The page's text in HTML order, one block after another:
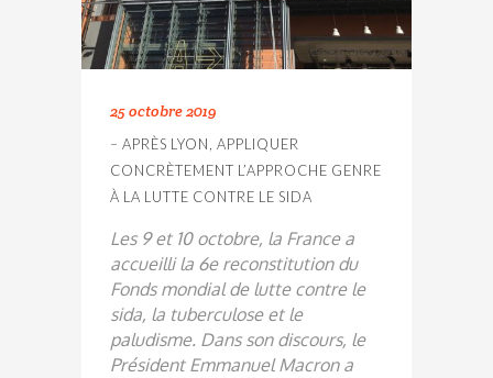
25 octobre 2019
– APRÈS LYON, APPLIQUER
CONCRÈTEMENT L’APPROCHE GENRE
À LA LUTTE CONTRE LE SIDA
Les 9 et 10 octobre, la France a
accueilli la 6e reconstitution du
Fonds mondial de lutte contre le
sida, la tuberculose et le
paludisme. Dans son discours, le
Président Emmanuel Macron a